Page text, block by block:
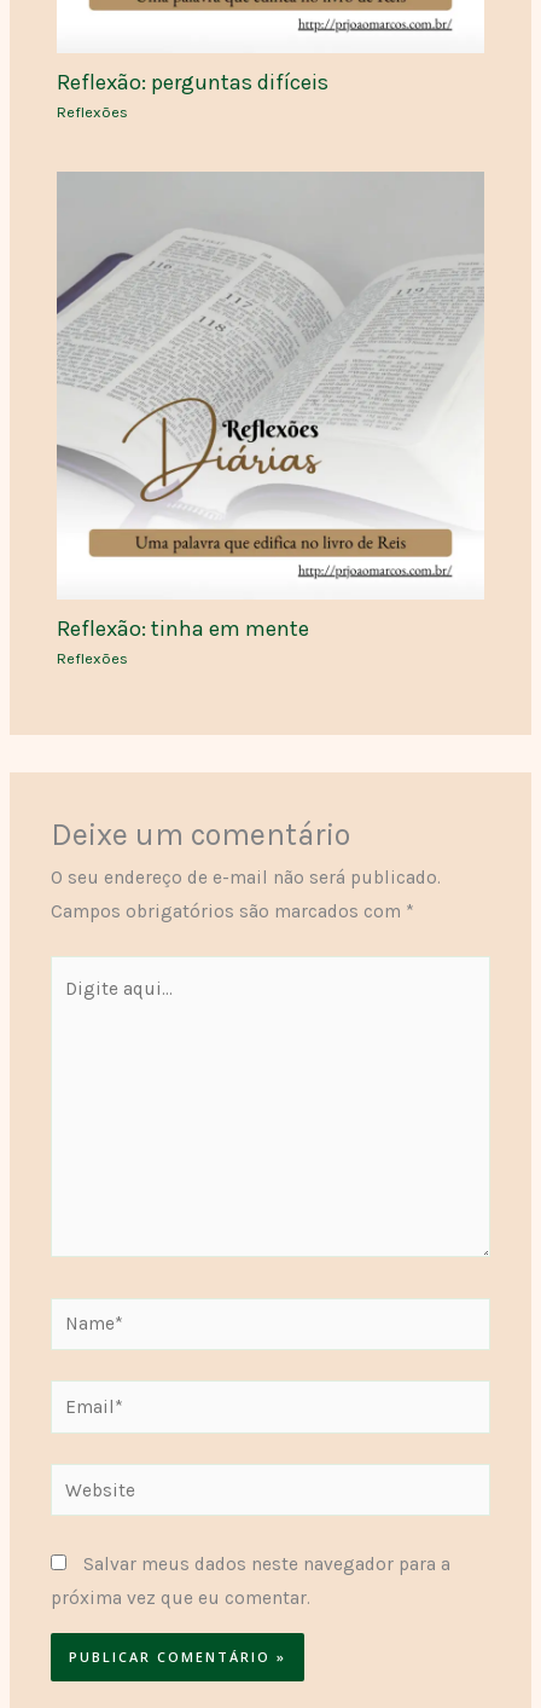
Reflexão: perguntas difíceis
Reflexões
Reflexão: tinha em mente
Reflexões
Deixe um comentário
O seu endereço de e-mail não será publicado.
Campos obrigatórios são marcados com *
aqui...
Name*
Email*
Website
Salvar meus dados neste navegador para a
próxima vez que eu comentar.